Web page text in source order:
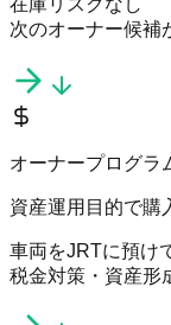
在庫リスクなし
次のオーナー候補
オーナープログラ
資産運用目的で購
車両をJRTに預け
税金対策・資産形